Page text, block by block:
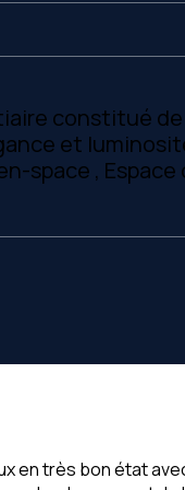
constitué
et
space , Espace
en très bon état